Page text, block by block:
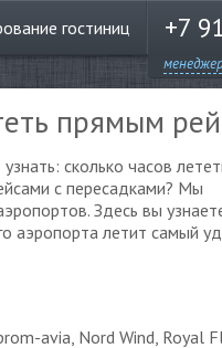
гостиниц +7
прямым
сколько часов
с пересадками? Мы
Здесь вы
аэропорта летит самый
avia, Nord Wind, Royal